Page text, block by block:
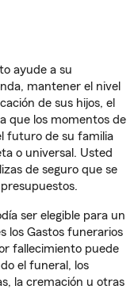
ayude a su
mantener el nivel
de sus hijos, el
que los momentos de
futuro de su familia
o universal. Usted
de seguro que se
ser elegible para un
los Gastos funerarios
fallecimiento puede
el funeral, los
la cremación u otras